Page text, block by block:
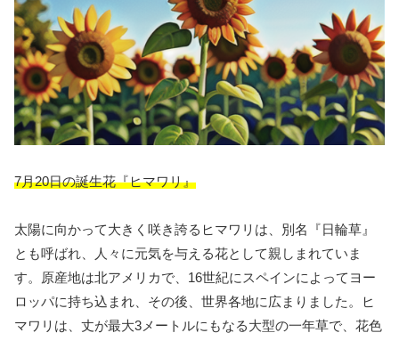
7月20日の誕生花『ヒマワリ』
太陽に向かって大きく咲き誇るヒマワリは、別名『日輪草』
とも呼ばれ、人々に元気を与える花として親しまれていま
す。原産地は北アメリカで、16世紀にスペインによってヨー
ロッパに持ち込まれ、その後、世界各地に広まりました。ヒ
マワリは、丈が最大3メートルにもなる大型の一年草で、花色